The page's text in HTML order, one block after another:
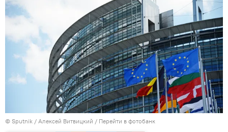
© Sputnik / Алексей Витвицкий / Перейти в фотобанк